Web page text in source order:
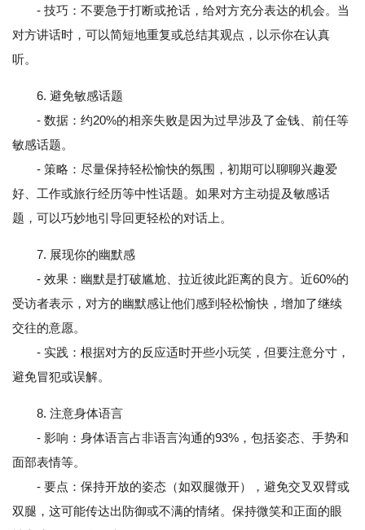
- 技巧：不要急于打断或抢话，给对方充分表达的机会。当
对方讲话时，可以简短地重复或总结其观点，以示你在认真
听。
6. 避免敏感话题
- 数据：约20%的相亲失败是因为过早涉及了金钱、前任等
敏感话题。
- 策略：尽量保持轻松愉快的氛围，初期可以聊聊兴趣爱
好、工作或旅行经历等中性话题。如果对方主动提及敏感话
题，可以巧妙地引导回更轻松的对话上。
7. 展现你的幽默感
- 效果：幽默是打破尴尬、拉近彼此距离的良方。近60%的
受访者表示，对方的幽默感让他们感到轻松愉快，增加了继续
交往的意愿。
- 实践：根据对方的反应适时开些小玩笑，但要注意分寸，
避免冒犯或误解。
8. 注意身体语言
- 影响：身体语言占非语言沟通的93%，包括姿态、手势和
面部表情等。
- 要点：保持开放的姿态（如双腿微开），避免交叉双臂或
双腿，这可能传达出防御或不满的情绪。保持微笑和正面的眼